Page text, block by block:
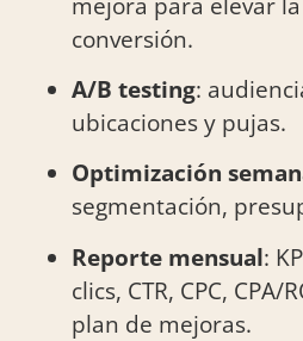
conversión.
A/B testing:
ubicaciones y pujas.
Optimización
segmentación,
Reporte mensual:
clics, CTR, CPC, CPA/
plan de mejoras.